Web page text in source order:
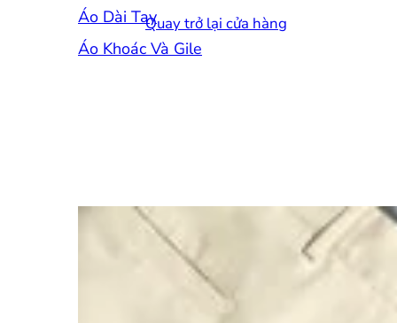
Quay trở lại cửa hàng
Áo Dài Tay
Áo Khoác Và Gile